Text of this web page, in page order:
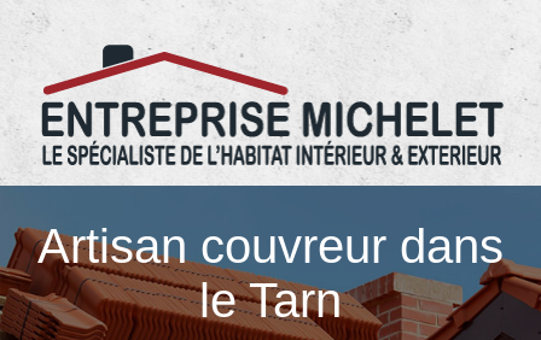
05.67.29.03.22 Entreprise Michelet
Artisan couvreur dans
le Tarn